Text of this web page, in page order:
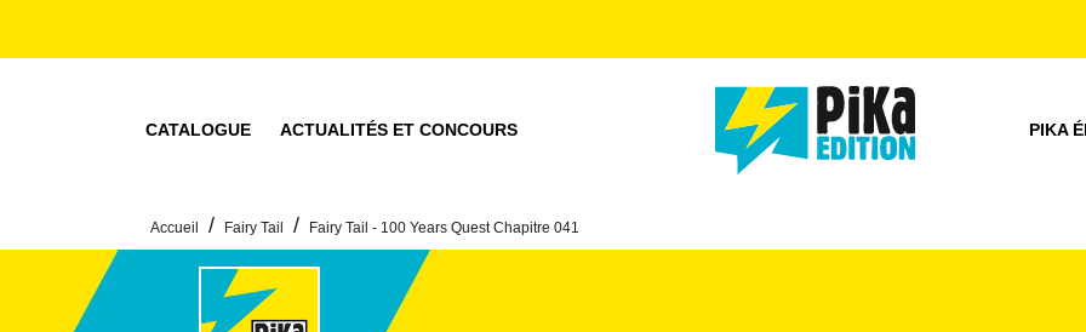
CATALOGUE ACTUALITÉS ET CONCOURS PIKA
Accueil / Fairy Tail / Fairy Tail - 100 Years Quest Chapitre 041